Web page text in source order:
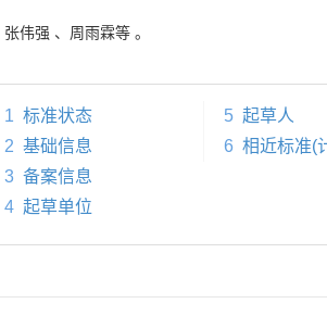
张伟强 、 周雨霖等 。
1 标准状态
2 基础信息
3 备案信息
4 起草单位
5 起草人
6 相近标准(